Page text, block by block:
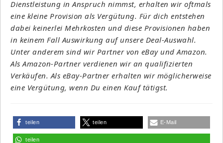
Dienstleistung in Anspruch nimmst, erhalten wir oftmals
eine kleine Provision als Vergütung. Für dich entstehen
dabei keinerlei Mehrkosten und diese Provisionen haben
in keinem Fall Auswirkung auf unsere Deal-Auswahl.
Unter anderem sind wir Partner von eBay und Amazon.
Als Amazon-Partner verdienen wir an qualifizierten
Verkäufen. Als eBay-Partner erhalten wir möglicherweise
eine Vergütung, wenn Du einen Kauf tätigst.
teilen teilen E-Mail
teilen